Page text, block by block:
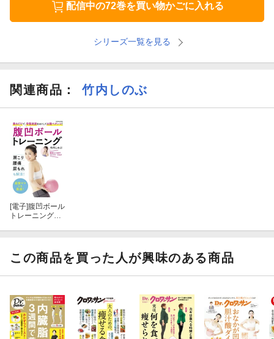
配信中の72巻を買い物かごに入れる
シリーズ一覧を見る
関連商品 ： 竹内しのぶ
[電子] 腹凹ボール
トレーニング＜
この商品を買った人が興味のある商品